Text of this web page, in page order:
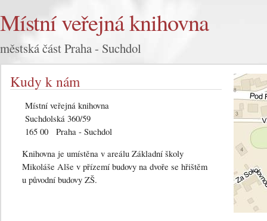
Místní veřejná knihovna
městská část Praha - Suchdol
Kudy k nám
Místní veřejná knihovna
Suchdolská 360/59
165 00 Praha - Suchdol
Knihovna je umístěna v areálu Základní školy
Mikoláše Alše v přízemí budovy na dvoře se hřištěm
u původní budovy ZŠ.